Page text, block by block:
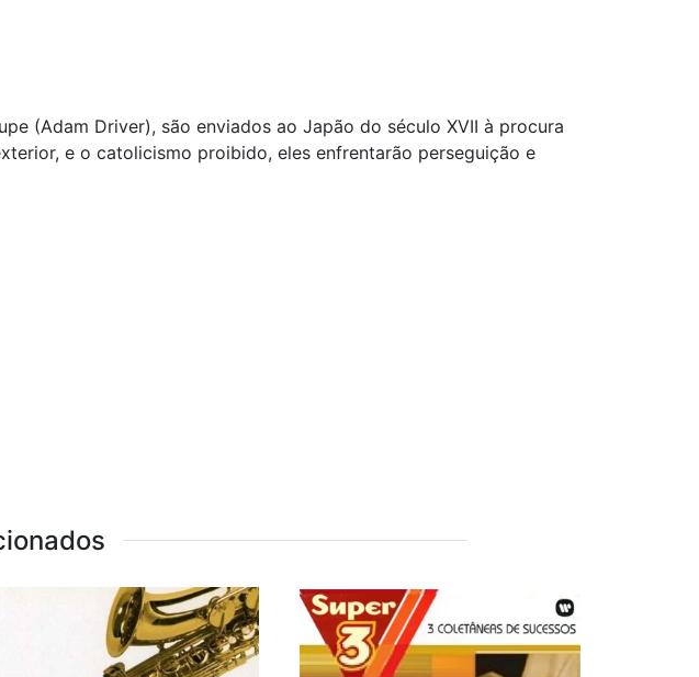
(Adam Driver), são enviados ao Japão do século XVII à procura
e o catolicismo proibido, eles enfrentarão perseguição e